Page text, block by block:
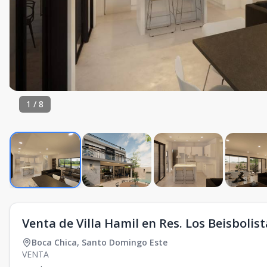
1 / 8
Venta de Villa Hamil en Res. Los
Boca Chica, Santo Domingo Este
VENTA